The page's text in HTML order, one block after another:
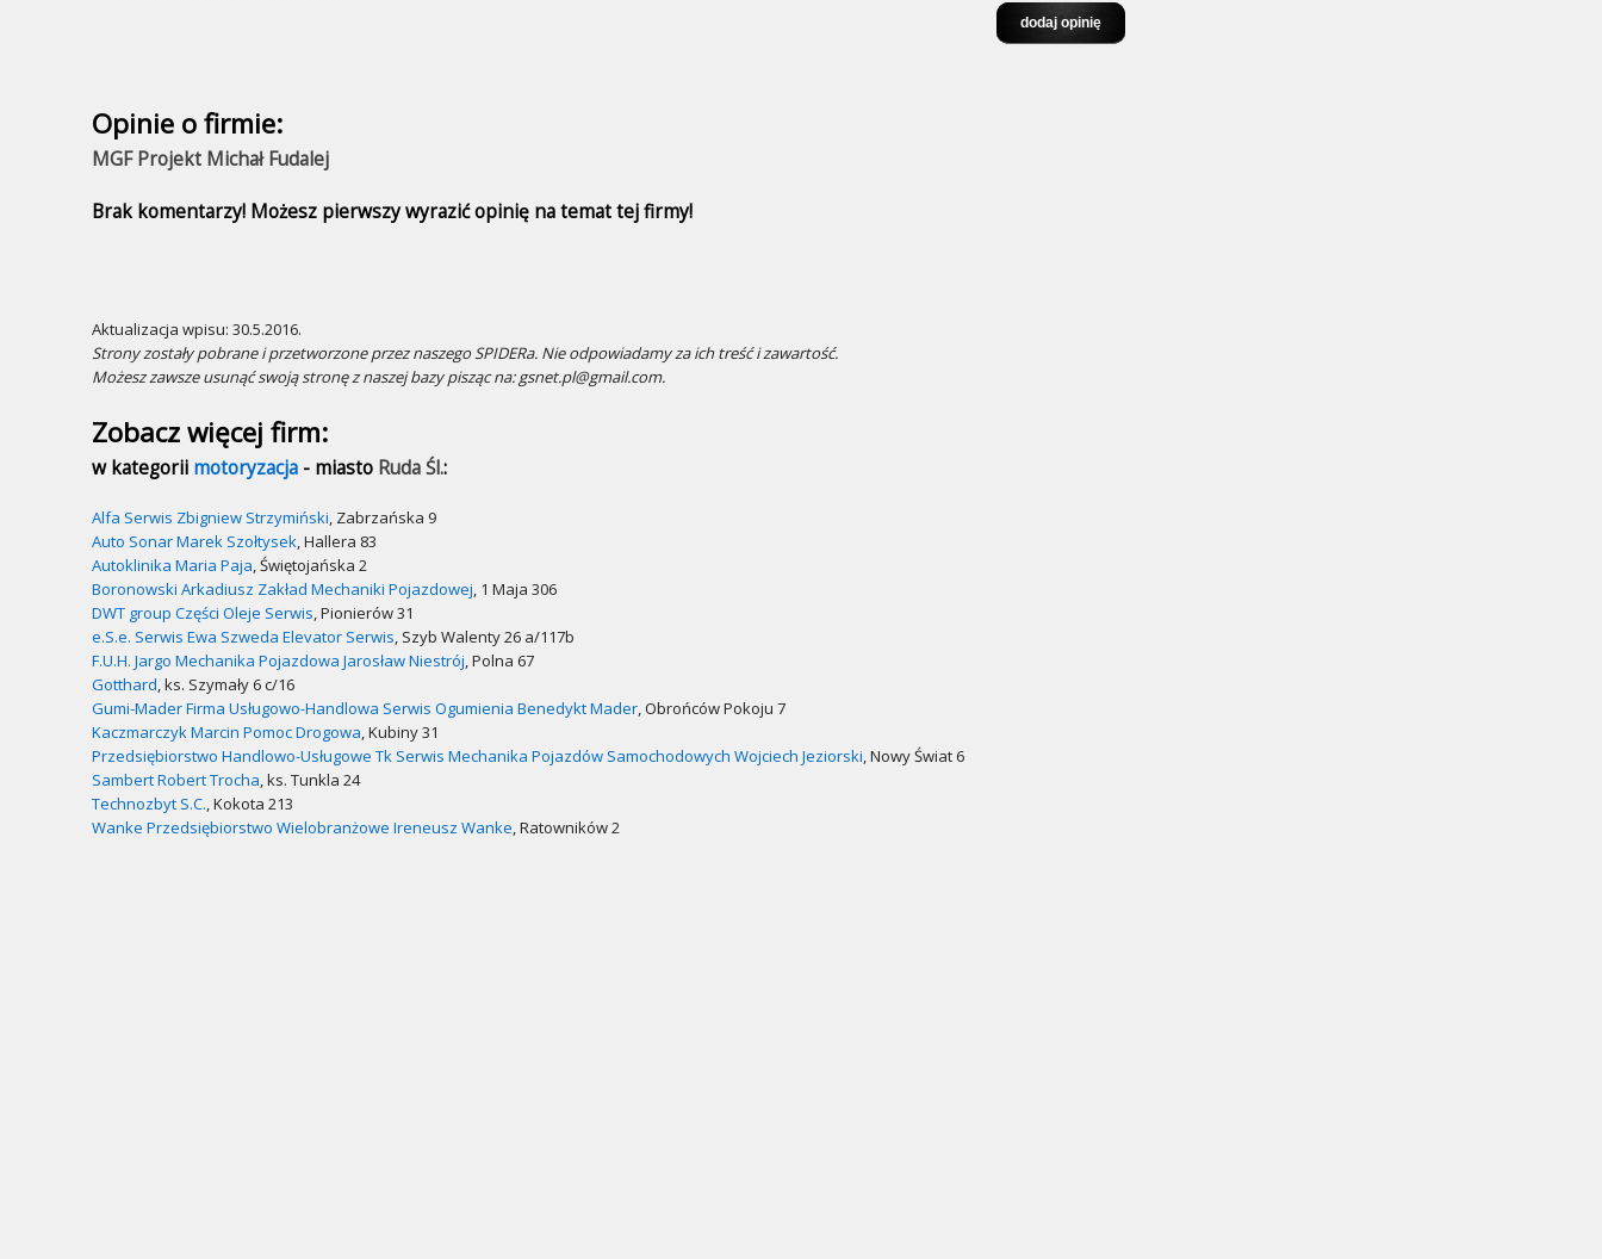
Opinie o firmie:
MGF Projekt Michał Fudalej
Brak komentarzy! Możesz pierwszy wyrazić opinię na temat tej firmy!
Aktualizacja wpisu: 30.5.2016.
Strony zostały pobrane i przetworzone przez naszego SPIDERa. Nie odpowiadamy za ich treść i zawartość.
Możesz zawsze usunąć swoją stronę z naszej bazy pisząc na: gsnet.pl@gmail.com.
Zobacz więcej firm:
w kategorii motoryzacja - miasto Ruda Śl.:
Alfa Serwis Zbigniew Strzymiński, Zabrzańska 9
Auto Sonar Marek Szołtysek, Hallera 83
Autoklinika Maria Paja, Świętojańska 2
Boronowski Arkadiusz Zakład Mechaniki Pojazdowej, 1 Maja 306
DWT group Części Oleje Serwis, Pionierów 31
e.S.e. Serwis Ewa Szweda Elevator Serwis, Szyb Walenty 26 a/117b
F.U.H. Jargo Mechanika Pojazdowa Jarosław Niestrój, Polna 67
Gotthard, ks. Szymały 6 c/16
Gumi-Mader Firma Usługowo-Handlowa Serwis Ogumienia Benedykt Mader, Obrońców Pokoju 7
Kaczmarczyk Marcin Pomoc Drogowa, Kubiny 31
Przedsiębiorstwo Handlowo-Usługowe Tk Serwis Mechanika Pojazdów Samochodowych Wojciech Jeziorski, Nowy Świat 6
Sambert Robert Trocha, ks. Tunkla 24
Technozbyt S.C., Kokota 213
Wanke Przedsiębiorstwo Wielobranżowe Ireneusz Wanke, Ratowników 2